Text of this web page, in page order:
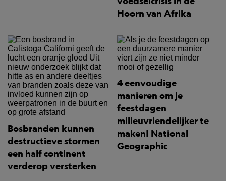
Hoorn van Afrika
Bosbranden kunnen
destructieve stormen
een half continent
verderop versterken
4 eenvoudige
manieren om je
feestdagen
milieuvriendelijker te
maken| National
Geographic